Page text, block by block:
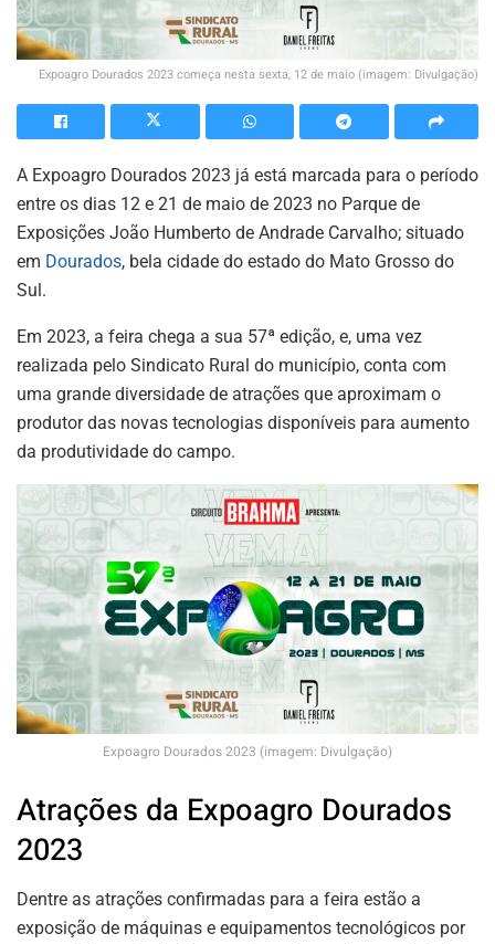
Expoagro Dourados 2023 começa nesta sexta, 12 de maio (imagem: Divulgação)
A Expoagro Dourados 2023 já está marcada para o período
entre os dias 12 e 21 de maio de 2023 no Parque de
Exposições João Humberto de Andrade Carvalho; situado
em Dourados, bela cidade do estado do Mato Grosso do
Sul.
Em 2023, a feira chega a sua 57ª edição, e, uma vez
realizada pelo Sindicato Rural do município, conta com
uma grande diversidade de atrações que aproximam o
produtor das novas tecnologias disponíveis para aumento
da produtividade do campo.
Expoagro Dourados 2023 (imagem: Divulgação)
Atrações da Expoagro Dourados
2023
Dentre as atrações confirmadas para a feira estão a
exposição de máquinas e equipamentos tecnológicos por